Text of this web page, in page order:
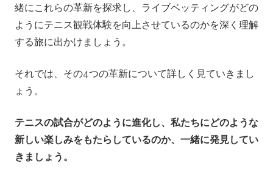
賭
博
緒にこれらの革新を探求し、ライブベッティングがどの
ようにテニス観戦体験を向上させているのかを深く理解
する旅に出かけましょう。
それでは、その4つの革新について詳しく見ていきまし
ょう。
テニスの試合がどのように進化し、私たちにどのような
新しい楽しみをもたらしているのか、一緒に発見してい
きましょう。